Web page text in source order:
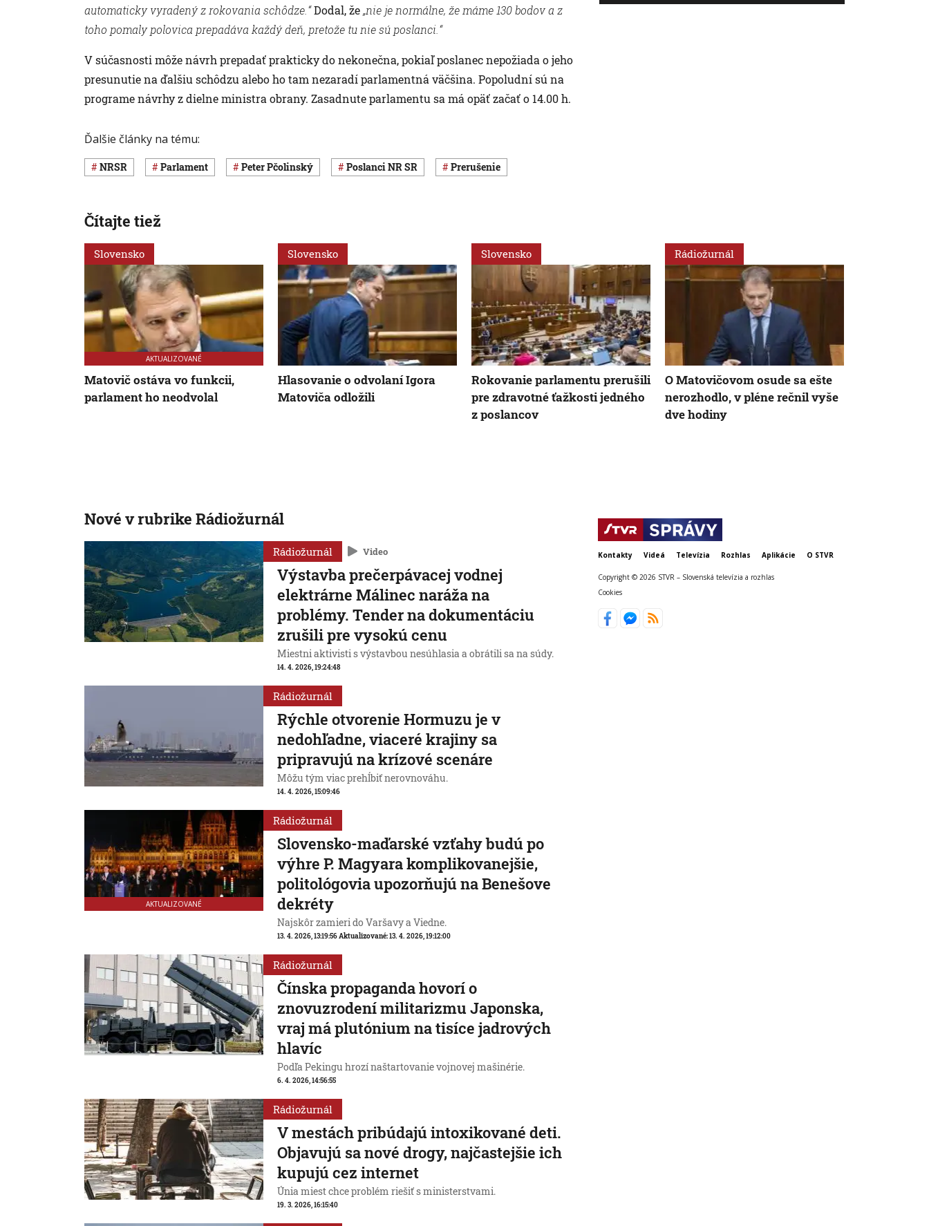
automaticky vyradený z rokovania schôdze.“Dodal, že„nie je normálne, že máme 130 bodov a z
toho pomaly polovica prepadáva každý deň, pretože tu nie sú poslanci.“
V súčasnosti môže návrh prepadať prakticky do nekonečna, pokiaľ poslanec nepožiada o jeho
presunutie na ďalšiu schôdzu alebo ho tam nezaradí parlamentná väčšina. Popoludní sú na
programe návrhy z dielne ministra obrany. Zasadnute parlamentu sa má opäť začať o 14.00 h.
Ďalšie články na tému:
NRSR Parlament Peter Pčolinský poslanci NR SR prerušenie
Čítajte tiež
Slovensko
AKTUALIZOVANÉ
Matovič ostáva vo funkcii,
parlament ho neodvolal
Slovensko
Hlasovanie o odvolaní Igora
Matoviča odložili
Slovensko
Rokovanie parlamentu prerušili
pre zdravotné ťažkosti jedného
z poslancov
Rádiožurnál
O Matovičovom osude sa ešte
nerozhodlo, v pléne rečnil vyše
dve hodiny
Nové v rubrike Rádiožurnál
Rádiožurnál Video
Výstavba prečerpávacej vodnej
elektrárne Málinec naráža na
problémy. Tender na dokumentáciu
zrušili pre vysokú cenu
Miestni aktivisti s výstavbou nesúhlasia a obrátili sa na súdy.
14. 4. 2026, 19:24:48
Rádiožurnál
Rýchle otvorenie Hormuzu je v
nedohľadne, viaceré krajiny sa
pripravujú na krízové scenáre
Môžu tým viac prehĺbiť nerovnováhu.
14. 4. 2026, 15:09:46
AKTUALIZOVANÉ
Rádiožurnál
Slovensko-maďarské vzťahy budú po
výhre P. Magyara komplikovanejšie,
politológovia upozorňujú na Benešove
dekréty
Najskôr zamieri do Varšavy a Viedne.
13. 4. 2026, 13:19:56Aktualizované:13. 4. 2026, 19:12:00
Rádiožurnál
Čínska propaganda hovorí o
znovuzrodení militarizmu Japonska,
vraj má plutónium na tisíce jadrových
hlavíc
Podľa Pekingu hrozí naštartovanie vojnovej mašinérie.
6. 4. 2026, 14:56:55
Rádiožurnál
V mestách pribúdajú intoxikované deti.
Objavujú sa nové drogy, najčastejšie ich
kupujú cez internet
Únia miest chce problém riešiť s ministerstvami.
19. 3. 2026, 16:15:40
Kontakty Videá Televízia Rozhlas Aplikácie O STVR
Copyright © 2026 STVR – Slovenská televízia a rozhlas
Cookies